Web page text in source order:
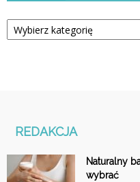
Kategorie
REDAKCJA
Naturalny
wybrać